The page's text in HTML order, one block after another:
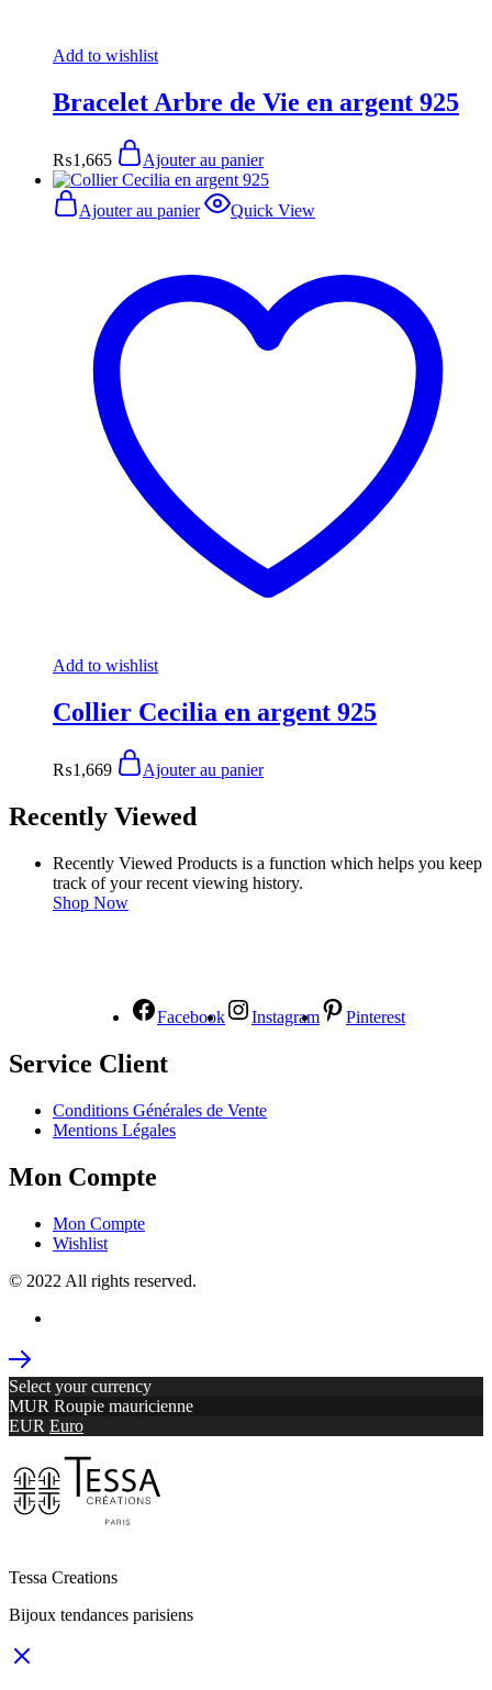
Add to wishlist
Bracelet Arbre de Vie en argent 925
₨1,665 Ajouter au panier
Ajouter au panier Quick View
Add to wishlist
Collier Cecilia en argent 925
₨1,669 Ajouter au panier
Recently Viewed
Recently Viewed Products is a function which helps you keep
track of your recent viewing history.
Shop Now
Facebook Instagram Pinterest
Service Client
Conditions Générales de Vente
Mentions Légales
Mon Compte
Mon Compte
Wishlist
© 2022 All rights reserved.
Select your currency
MUR Roupie mauricienne
EUR Euro
Tessa Creations
Bijoux tendances parisiens